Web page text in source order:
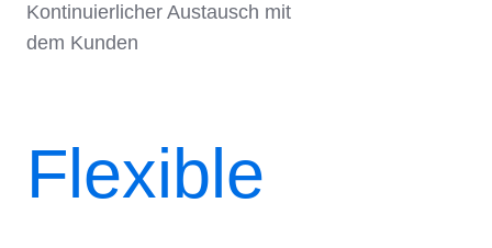
Kontinuierlicher Austausch mit
dem Kunden
Flexible